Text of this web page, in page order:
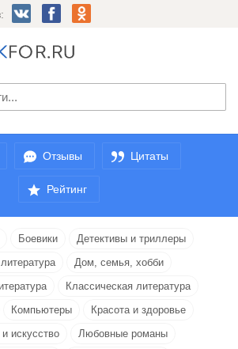
Отзывы Цитаты
Рейтинг
Боевики
Детективы и триллеры
Дом, семья, хобби
Классическая литература
Компьютеры
Красота и здоровье
искусство
Любовные романы